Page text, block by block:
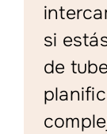
si
de